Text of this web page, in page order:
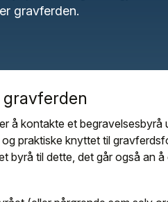
gravferden.
å kontakte et
praktiske knyttet til
byrå til dette, det går også an